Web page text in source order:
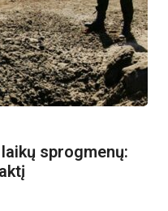
sprogmenų: